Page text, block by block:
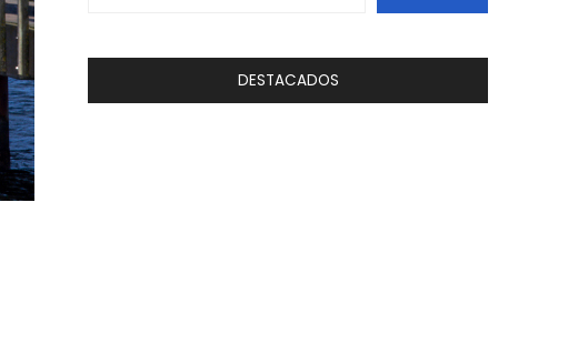
DESTACADOS